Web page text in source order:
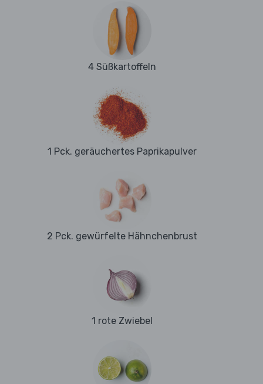
4 Süßkartoffeln
1 Pck. geräuchertes Paprikapulver
2 Pck. gewürfelte Hähnchenbrust
1 rote Zwiebel